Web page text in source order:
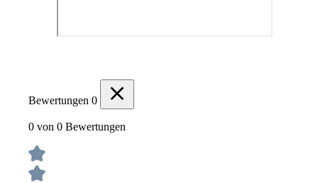
Bewertungen 0
0 von 0 Bewertungen